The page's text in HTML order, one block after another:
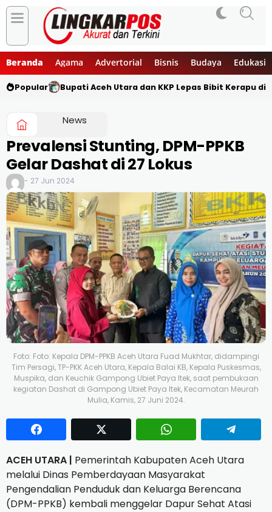
Beranda Agama Advertorial Bisnis Budaya Edukasi
Popular Bupati Aceh Utara dan KKP Lepas Bibit Kerapu di
News
Prevalensi Stunting, DPM-PPKB
Gelar Dashat di 27 Lokus
- 27 Jun 2024
Foto: Foto: Kepala DPM-PPKB Aceh Utara Fuad Mukhtar, didampingi
Tim Persagi, TP-PKK Aceh Utara, Kepala Balai KB, Kepala Puskesmas,
Muspika, dan Keuchik Gampong Ubiet Paya Itek, saat pembukaan
kegiatan Dashat di Gampong Ubiet Paya Itek, Kecamatan Meurah
Mulia, Kamis, 27 Juni 2024.
ACEH UTARA | Pemerintah Kabupaten Aceh Utara
melalui Dinas Pemberdayaan Masyarakat
Pengendalian Penduduk dan Keluarga Berencana
(DPM-PPKB) kembali menggelar Dapur Sehat Atasi